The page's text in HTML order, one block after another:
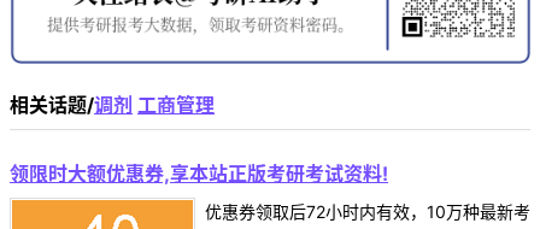
相关话题/调剂 工商管理
领限时大额优惠券,享本站正版考研考试资料!
优惠券领取后72小时内有效，10万种最新考